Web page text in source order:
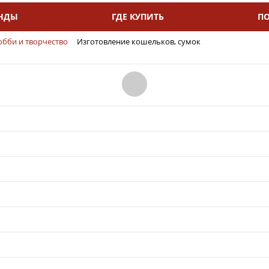
ГДЕ КУПИТЬ
и творчество Изготовление кошельков, сумок